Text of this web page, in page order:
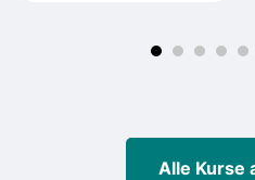
Alle Kurse